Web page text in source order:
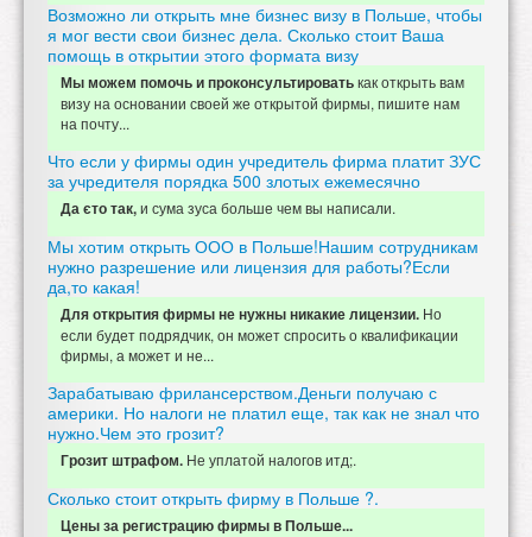
Возможно ли открыть мне бизнес визу в Польше, чтобы
я мог вести свои бизнес дела. Сколько стоит Ваша
помощь в открытии этого формата визу
Мы можем помочь и проконсультироватькак открыть вам
визу на основании своей же открытой фирмы, пишите нам
на почту...
Что если у фирмы один учредитель фирма платит ЗУС
за учредителя порядка 500 злотых ежемесячно
Да єто так,и сума зуса больше чем вы написали.
Мы хотим открыть ООО в Польше!Нашим сотрудникам
нужно разрешение или лицензия для работы?Если
да,то какая!
Для открытия фирмы не нужны никакие лицензии. Но
если будет подрядчик, он может спросить о квалификации
фирмы, а может и не...
Зарабатываю фрилансерством.Деньги получаю с
америки. Но налоги не платил еще, так как не знал что
нужно.Чем это грозит?
Грозит штрафом. Не уплатой налогов итд;.
Сколько стоит открыть фирму в Польше ?.
Цены за регистрацию фирмы в Польше...